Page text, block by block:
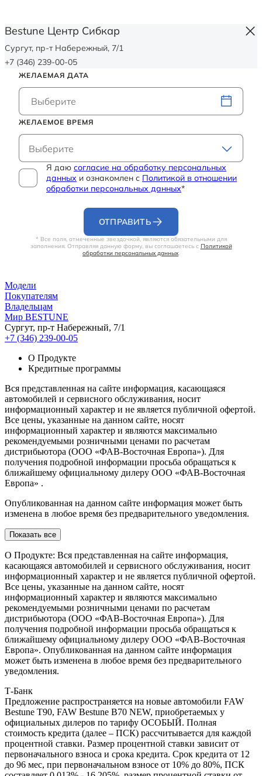
Bestune Центр Сибкар
Сургут, пр-т Набережный, 7/1
+7 (346) 239-00-05
ЖЕЛАЕМАЯ ДАТА
ЖЕЛАЕМОЕ ВРЕМЯ
Выберите
Я даю согласие на обработку персональных
данных и ознакомлен с Политикой в отношении
обработки персональных данных*
ОТПРАВИТЬ
* Все поля, отмеченные звездочкой, являются обязательными для
заполнения. Отправляя данную форму, вы соглашаетесь с Политикой
обработки персональных данных.
Модели
Покупателям
Владельцам
Мир BESTUNE
Сургут, пр-т Набережный, 7/1
+7 (346) 239-00-05
О Продукте
Кредитные программы
Вся представленная на сайте информация, касающаяся
автомобилей и сервисного обслуживания, носит
информационный характер и не является публичной офертой.
Все цены, указанные на данном сайте, носят
информационный характер и являются максимально
рекомендуемыми розничными ценами по расчетам
дистрибьютора (ООО «ФАВ-Восточная Европа»). Для
получения подробной информации просьба обращаться к
ближайшему официальному дилеру ООО «ФАВ-Восточная
Европа» .
Опубликованная на данном сайте информация может быть
изменена в любое время без предварительного уведомления.
Показать все
О Продукте: Вся представленная на сайте информация,
касающаяся автомобилей и сервисного обслуживания, носит
информационный характер и не является публичной офертой.
Все цены, указанные на данном сайте, носят
информационный характер и являются максимально
рекомендуемыми розничными ценами по расчетам
дистрибьютора (ООО «ФАВ-Восточная Европа»). Для
получения подробной информации просьба обращаться к
ближайшему официальному дилеру ООО «ФАВ-Восточная
Европа». Опубликованная на данном сайте информация
может быть изменена в любое время без предварительного
уведомления.
Т-Банк
Предложение распространяется на новые автомобили FAW
Bestune T90, FAW Bestune В70 NEW, приобретаемых у
официальных дилеров по тарифу ОСОБЫЙ. Полная
стоимость кредита (далее – ПСК) рассчитывается для каждой
процентной ставки. Размер процентной ставки зависит от
первоначального взноса и срока кредита. Срок кредита от 12
до 96 мес, при первоначальном взносе от 10% до 80%, ПСК